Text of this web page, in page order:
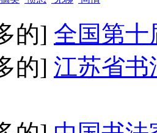
的] 全国第十
的] 江苏省书